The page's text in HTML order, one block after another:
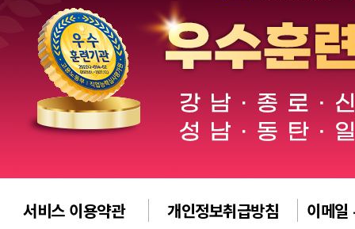
서비스 이용약관 개인정보취급방침 이메일